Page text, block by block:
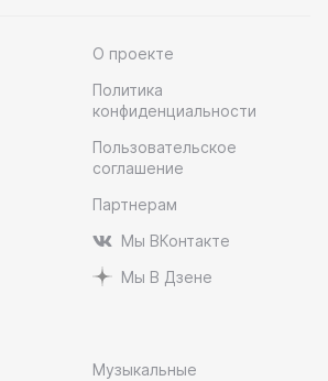
О проекте
Политика
конфиденциальности
Пользовательское
соглашение
Партнерам
Мы ВКонтакте
Мы В Дзене
Музыкальные